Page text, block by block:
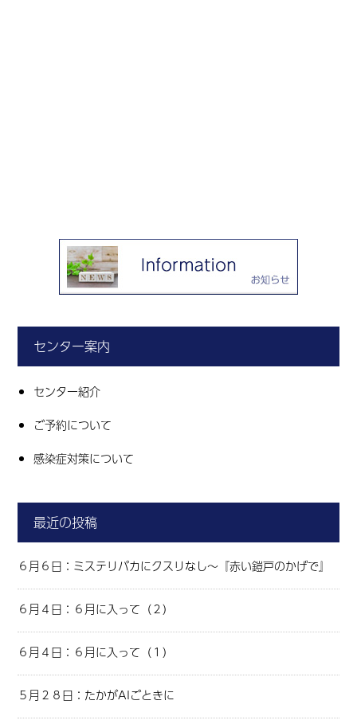
センター案内
センター紹介
ご予約について
感染症対策について
最近の投稿
６月６日：ミステリバカにクスリなし～『赤い鎧戸のかげで』
６月４日：６月に入って（２）
６月４日：６月に入って（１）
５月２８日：たかがAIごときに